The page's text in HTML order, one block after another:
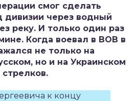
смог сделать
через водный
реку. И только один раз
Когда воевал в ВОВ в
не только на
но и на Украинском
к концу